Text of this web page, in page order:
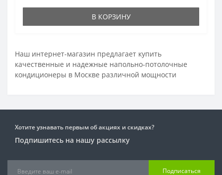
В КОРЗИНУ
Наш интернет-магазин предлагает купить
качественные и надежные напольно-потолочные
кондиционеры в Москве различной мощности
Хотите узнавать первым об акциях и скидках?
Подпишитесь на нашу рассылку
Подписаться